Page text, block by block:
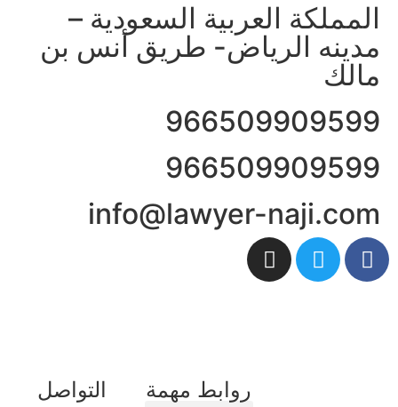
العربية السعودية –
الرياض- طريق أنس بن
info@lawyer-
روابط مهمة التواصل